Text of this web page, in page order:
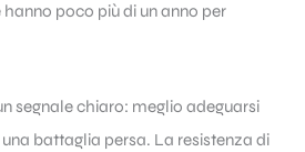
poco più di un anno per
segnale chiaro: meglio adeguarsi
battaglia persa. La resistenza di